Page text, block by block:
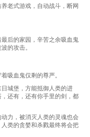
老式游戏，自动战斗，断网
后的家园，辛苦之余吸血鬼
的攻击。
吸血鬼仅剩的尊严。
城堡，方能抵御人类的进
还有，还有你手里的剑，都
力，被消灭人类的灵魂也会
类的贪婪和杀戮最终将会把